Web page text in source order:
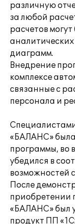
различную
за любой
расчетов
диаграмм.
Внедрение
комплексе
связанные с
персонала и
«БАЛАНС»
программы, во
убедился в
возможностей
После
приобретении
«БАЛАНС» был
продукт ПП